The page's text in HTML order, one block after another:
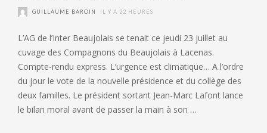
GUILLAUME BAROIN IL Y A 22 HEURES
L’AG de l’Inter Beaujolais se tenait ce jeudi 23 juillet au
cuvage des Compagnons du Beaujolais à Lacenas.
Compte-rendu express. L’urgence est climatique… A l’ordre
du jour le vote de la nouvelle présidence et du collège des
deux familles. Le président sortant Jean-Marc Lafont lance
le bilan moral avant de passer la main à son …